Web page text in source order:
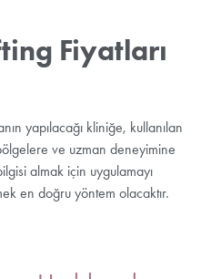
Fiyatları
yapılacağı kliniğe, kullanılan
ve uzman deneyimine
almak için uygulamayı
en doğru yöntem olacaktır.